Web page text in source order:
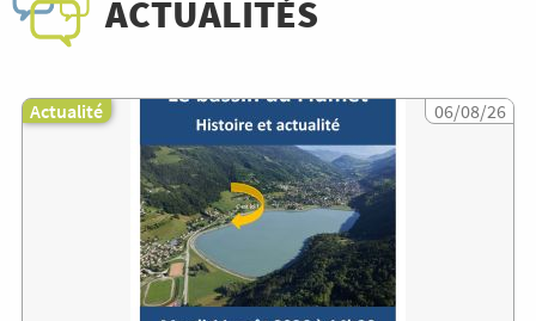
ACTUALITÉS
Image
Actualité 06/08/26